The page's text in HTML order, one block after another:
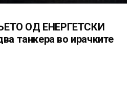
ОД ЕНЕРГЕТСКИ
танкера во ирачките